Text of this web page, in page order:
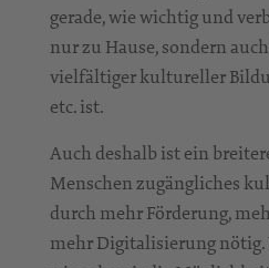
gerade, wie wichtig und
nur zu Hause, sondern
vielfältiger kultureller
etc. ist.
Auch deshalb ist ein
Menschen zugängliches
durch mehr Förderung,
mehr Digitalisierung nötig.